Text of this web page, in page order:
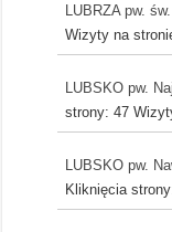
LUBRZA pw.
Wizyty na
LUBSKO pw.
strony: 47
LUBSKO pw.
Kliknięcia